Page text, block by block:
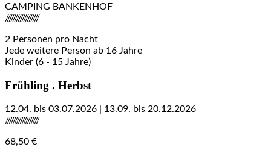
CAMPING BANKENHOF
//////////////////
2 Personen pro Nacht
Jede weitere Person ab 16 Jahre
Kinder (6 - 15 Jahre)
Frühling . Herbst
12.04. bis 03.07.2026 | 13.09. bis 20.12.2026
//////////////////
68,50 €